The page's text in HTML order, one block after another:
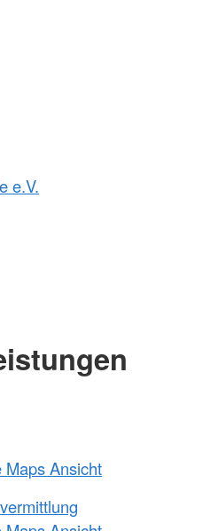
e.V.
Maps Ansicht